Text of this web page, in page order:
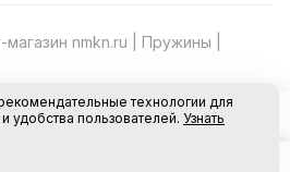
В корзину
nmkn.ru | Пружины |
Конфиденциальность Оферта
технологии для
удобства пользователей. Узнать